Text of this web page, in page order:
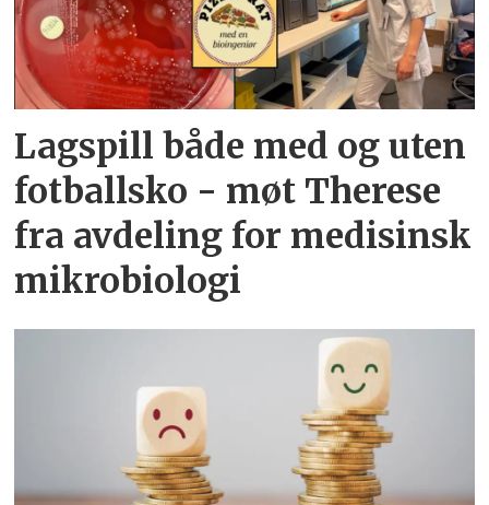
Lagspill både med og uten
fotballsko - møt Therese
fra avdeling for medisinsk
mikrobiologi